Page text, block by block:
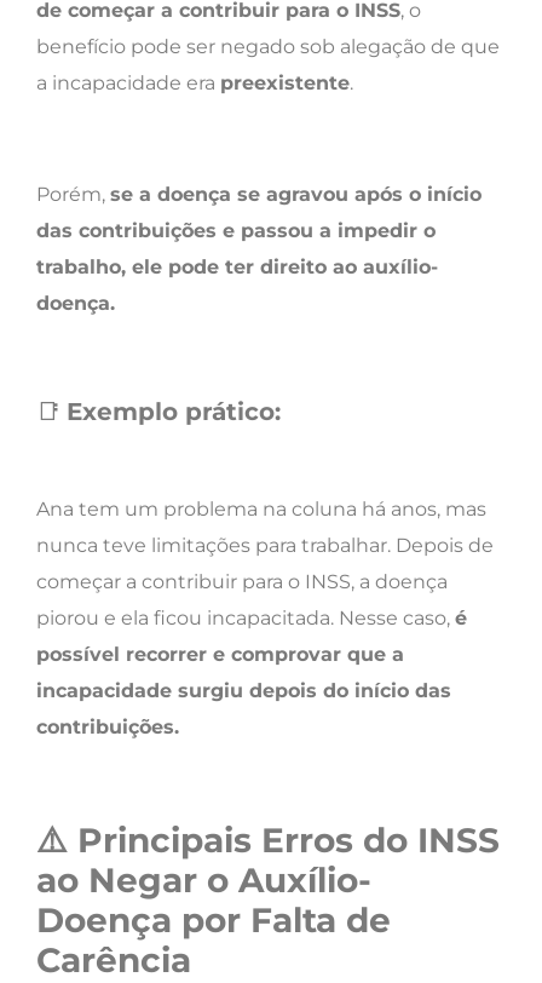
de começar a contribuir para o INSS, o
benefício pode ser negado sob alegação de que
a incapacidade era preexistente.
Porém, se a doença se agravou após o início
das contribuições e passou a impedir o
trabalho, ele pode ter direito ao auxílio-
doença.
📑 Exemplo prático:
Ana tem um problema na coluna há anos, mas
nunca teve limitações para trabalhar. Depois de
começar a contribuir para o INSS, a doença
piorou e ela ficou incapacitada. Nesse caso, é
possível recorrer e comprovar que a
incapacidade surgiu depois do início das
contribuições.
⚠️ Principais Erros do INSS
ao Negar o Auxílio-
Doença por Falta de
Carência